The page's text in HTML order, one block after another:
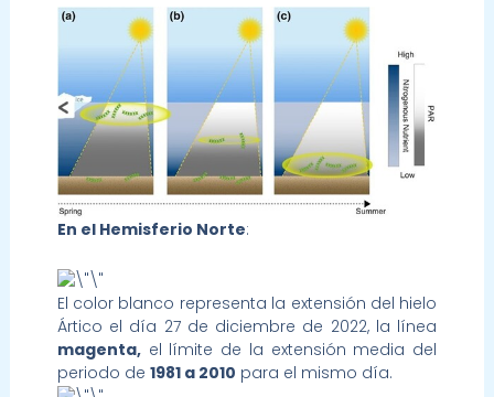
En el Hemisferio Norte:
El color blanco representa la extensión del hielo
Ártico el día 27 de diciembre de 2022, la línea
magenta,el límite de la extensión media del
periodo de 1981 a 2010 para el mismo día.